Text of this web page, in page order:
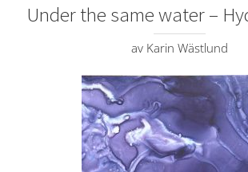
Under the same water –
av Karin Wästlund